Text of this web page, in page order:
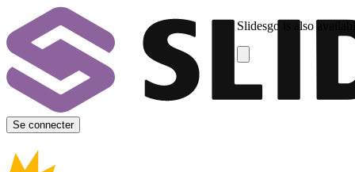
Slidesgo is also
Se connecter